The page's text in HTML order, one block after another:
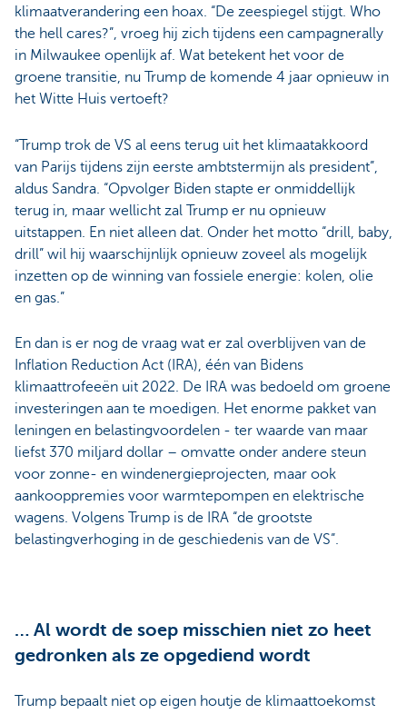
klimaatverandering een hoax. “De zeespiegel stijgt. Who
the hell cares?”, vroeg hij zich tijdens een campagnerally
in Milwaukee openlijk af. Wat betekent het voor de
groene transitie, nu Trump de komende 4 jaar opnieuw in
het Witte Huis vertoeft?
“Trump trok de VS al eens terug uit het klimaatakkoord
van Parijs tijdens zijn eerste ambtstermijn als president”,
aldus Sandra. “Opvolger Biden stapte er onmiddellijk
terug in, maar wellicht zal Trump er nu opnieuw
uitstappen. En niet alleen dat. Onder het motto “drill, baby,
drill” wil hij waarschijnlijk opnieuw zoveel als mogelijk
inzetten op de winning van fossiele energie: kolen, olie
en gas.”
En dan is er nog de vraag wat er zal overblijven van de
Inflation Reduction Act (IRA), één van Bidens
klimaattrofeeën uit 2022. De IRA was bedoeld om groene
investeringen aan te moedigen. Het enorme pakket van
leningen en belastingvoordelen - ter waarde van maar
liefst 370 miljard dollar – omvatte onder andere steun
voor zonne- en windenergieprojecten, maar ook
aankooppremies voor warmtepompen en elektrische
wagens. Volgens Trump is de IRA “de grootste
belastingverhoging in de geschiedenis van de VS”.
… Al wordt de soep misschien niet zo heet
gedronken als ze opgediend wordt
Trump bepaalt niet op eigen houtje de klimaattoekomst